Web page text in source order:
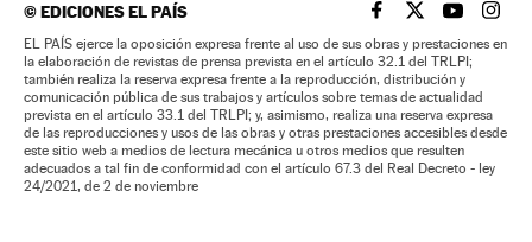
©EDICIONES EL PAÍS EL PAÍS BRASIL EN
EL PAÍSEL PAÍS
EL
EL PAÍS ejerce la oposición expresa frente al uso de sus obras y prestaciones en
la elaboración de revistas de prensa prevista en el artículo 32.1 del TRLPI;
también realiza la reserva expresa frente a la reproducción, distribución y
comunicación pública de sus trabajos y artículos sobre temas de actualidad
prevista en el artículo 33.1 del TRLPI; y, asimismo, realiza una reserva expresa
de las reproducciones y usos de las obras y otras prestaciones accesibles desde
este sitio web a medios de lectura mecánica u otros medios que resulten
adecuados a tal fin de conformidad con el artículo 67.3 del Real Decreto - ley
24/2021, de 2 de noviembre